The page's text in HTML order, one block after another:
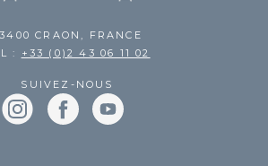
CRAON, FRANCE
:
+33 (0)2 43 06 11 02
SUIVEZ-NOUS